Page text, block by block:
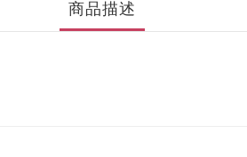
商品描述